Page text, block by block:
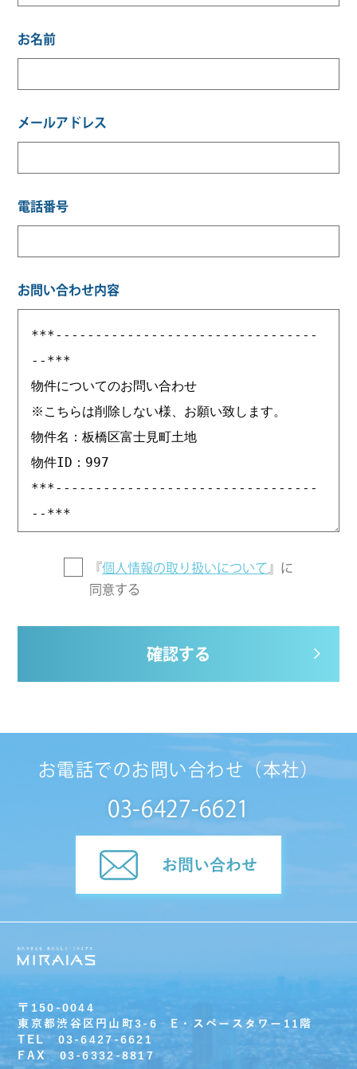
お名前
メールアドレス
電話番号
お問い合わせ内容
『個人情報の取り扱いについて 』に
同意する
確認する
お電話でのお問い合わせ（本社）
03-6427-6621
お問い合わせ
〒150-0044
東京都渋谷区円山町3-6 E・スペースタワー11階
TEL 03-6427-6621
FAX 03-6332-8817